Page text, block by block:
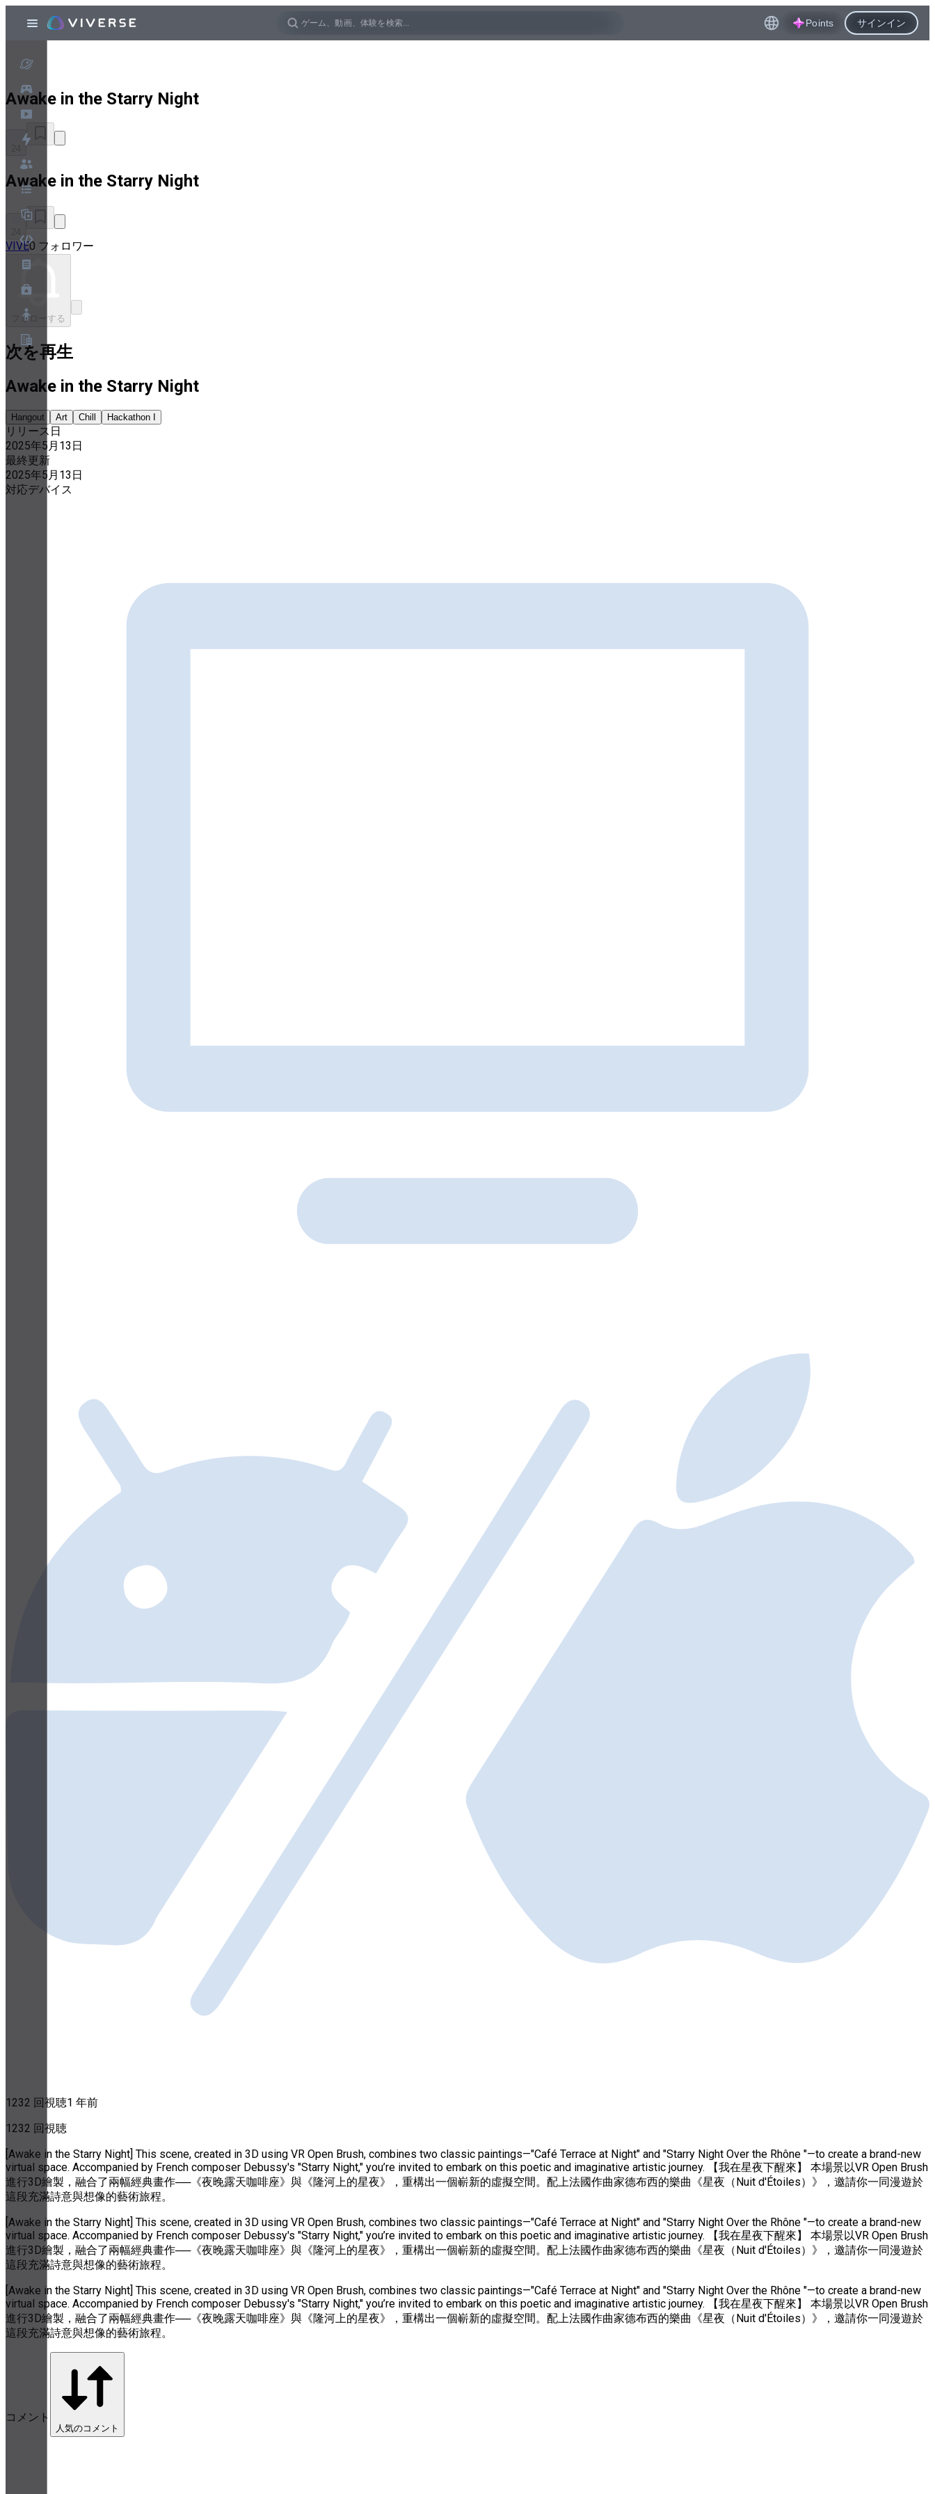
パートナープログラム
Cookieポリシー
クッキー設定
セキュリティとプライバシーのホワイトペーパー
Points サインイン
Awake in the Starry Night
Awake in the Starry Night
VIVE0 フォロワー
フォローする
次を再生
Awake in the Starry Night
Hangout Art Chill Hackathon I
リリース日
2025年5月13日
最終更新
2025年5月13日
対応デバイス
1232 回視聴1 年前
1232 回視聴
[Awake in the Starry Night] This scene, created in 3D using VR Open Brush, combines two classic paintings—"Café Terrace at Night" and "Starry Night Over the Rhône "—to create a brand-new
virtual space. Accompanied by French composer Debussy's "Starry Night," you’re invited to embark on this poetic and imaginative artistic journey. 【我在星夜下醒來】 本場景以VR Open Brush
進行3D繪製，融合了兩幅經典畫作──《夜晚露天咖啡座》與《隆河上的星夜》，重構出一個嶄新的虛擬空間。配上法國作曲家德布西的樂曲《星夜（Nuit d'Étoiles）》，邀請你一同漫遊於
這段充滿詩意與想像的藝術旅程。
[Awake in the Starry Night] This scene, created in 3D using VR Open Brush, combines two classic paintings—"Café Terrace at Night" and "Starry Night Over the Rhône "—to create a brand-new
virtual space. Accompanied by French composer Debussy's "Starry Night," you’re invited to embark on this poetic and imaginative artistic journey. 【我在星夜下醒來】 本場景以VR Open Brush
進行3D繪製，融合了兩幅經典畫作──《夜晚露天咖啡座》與《隆河上的星夜》，重構出一個嶄新的虛擬空間。配上法國作曲家德布西的樂曲《星夜（Nuit d'Étoiles）》，邀請你一同漫遊於
這段充滿詩意與想像的藝術旅程。
[Awake in the Starry Night] This scene, created in 3D using VR Open Brush, combines two classic paintings—"Café Terrace at Night" and "Starry Night Over the Rhône "—to create a brand-new
virtual space. Accompanied by French composer Debussy's "Starry Night," you’re invited to embark on this poetic and imaginative artistic journey. 【我在星夜下醒來】 本場景以VR Open Brush
進行3D繪製，融合了兩幅經典畫作──《夜晚露天咖啡座》與《隆河上的星夜》，重構出一個嶄新的虛擬空間。配上法國作曲家德布西的樂曲《星夜（Nuit d'Étoiles）》，邀請你一同漫遊於
這段充滿詩意與想像的藝術旅程。
コメント
人気のコメント